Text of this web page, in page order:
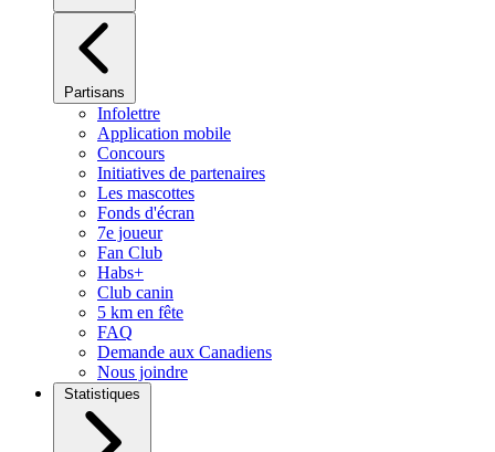
Partisans
Infolettre
Application mobile
Concours
Initiatives de partenaires
Les mascottes
Fonds d'écran
7e joueur
Fan Club
Habs+
Club canin
5 km en fête
FAQ
Demande aux Canadiens
Nous joindre
Statistiques